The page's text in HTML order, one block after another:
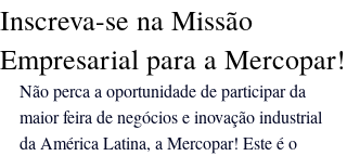
Inscreva-se na Missão
Empresarial para a Mercopar!
Não perca a oportunidade de participar da
maior feira de negócios e inovação industrial
da América Latina, a Mercopar! Este é o